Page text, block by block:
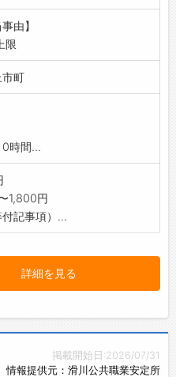
ハローワークから「紹介
てく
由】
限
町
時間...
1,800円
付記事項）...
詳細を見る
掲載開始日:2026/07/31
情報提供元：滑川公共職業安定所